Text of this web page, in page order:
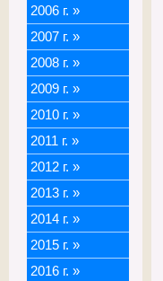
2006 г. »
2007 г. »
2008 г. »
2009 г. »
2010 г. »
2011 г. »
2012 г. »
2013 г. »
2014 г. »
2015 г. »
2016 г. »